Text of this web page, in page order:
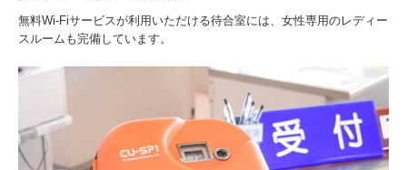
無料Wi-Fiサービスが利用いただける待合室には、女性専用のレディー
スルームも完備しています。